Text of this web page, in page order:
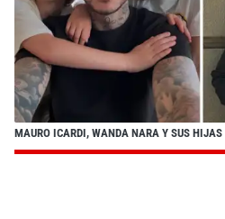
MAURO ICARDI, WANDA NARA Y SUS HIJAS